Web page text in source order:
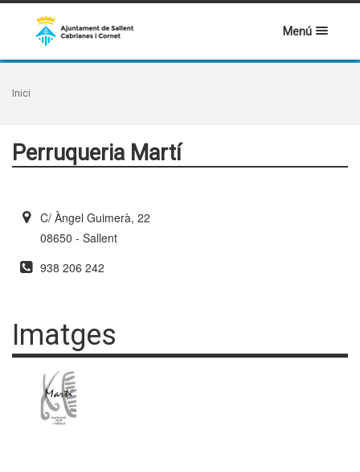
Menú
Inici
Perruqueria Martí
C/ Àngel Guimerà, 22
08650 - Sallent
938 206 242
Imatges